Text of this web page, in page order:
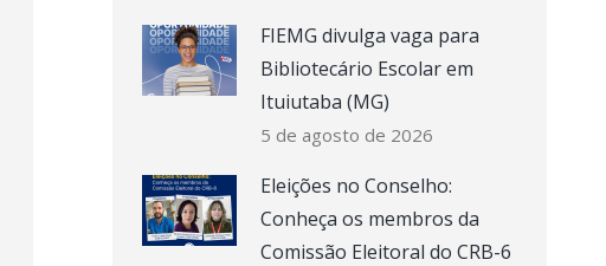
FIEMG divulga vaga para
Bibliotecário Escolar em
Ituiutaba (MG)
5 de agosto de 2026
Eleições no Conselho:
Conheça os membros da
Comissão Eleitoral do CRB-6